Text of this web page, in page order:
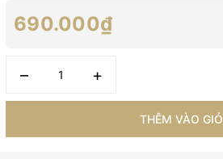
690.000₫
– +
THÊM VÀO GIỎ